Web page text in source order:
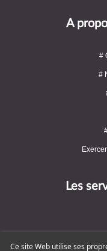
A
#
#
Les
Ce site Web utilise ses